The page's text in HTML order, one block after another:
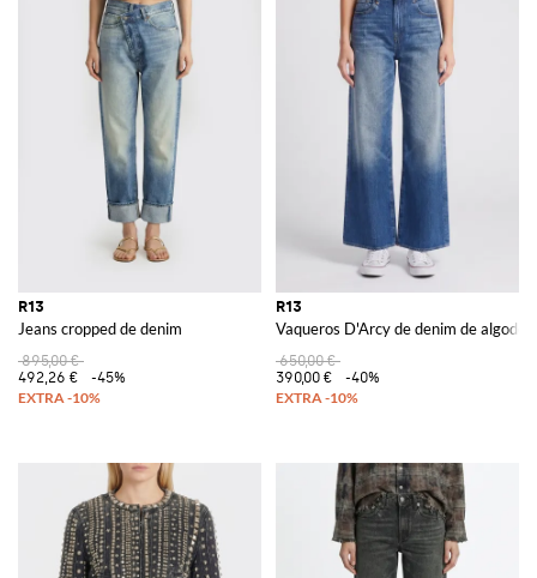
R13
Jeans cropped de denim
895,00 €
492,26 €
-45%
R13
Vaqueros D'Arcy de denim de algodón
650,00 €
390,00 €
-40%